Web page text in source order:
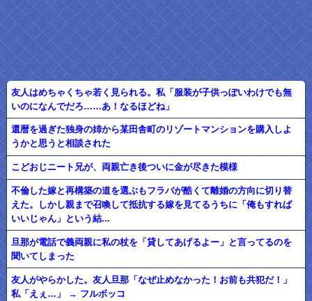
友人はめちゃくちゃ若く見られる。私「服装が子供っぽいわけでも無
いのになんでだろ……あ！なるほどね」
還暦を過ぎた独身の姉から某田舎町のリゾートマンションを購入しよ
うかと思うと相談された
こどおじニート兄が、両親亡き後ついに金が尽きた模様
不倫した嫁と再構築の道を選ぶもフラバが酷くて離婚の方向に切り替
えた。しかし親まで召喚して抵抗する嫁を見てるうちに「俺もすれば
いいじゃん」という結...
旦那が電話で義両親に私の杖を「貸してあげるよー」と言ってるのを
聞いてしまった
友人がやらかした。友人旦那「なぜ止めなかった！お前も共犯だ！」
私「えぇ…」 → フルボッコ